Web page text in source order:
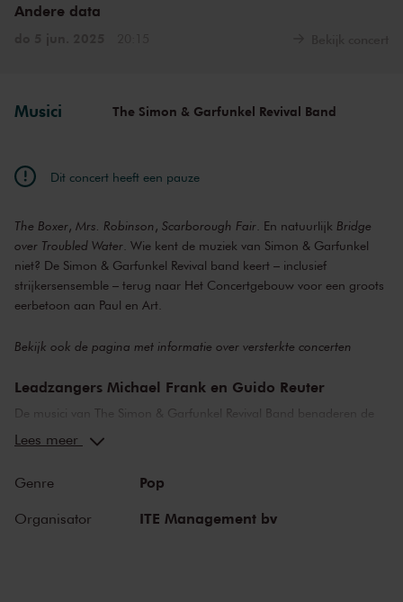
Andere data
Musici The Simon & Garfunkel Revival Band
Dit concert heeft een pauze
The Boxer, Mrs. Robinson , Scarborough Fair . En natuurlijk Bridge
over Troubled Water . Wie kent de muziek van Simon & Garfunkel
niet? De Simon & Garfunkel Revival band keert – inclusief
strijkersensemble – terug naar Het Concertgebouw voor een groots
eerbetoon aan Paul en Art.
Bekijk ook de pagina met informatie over versterkte concerten
Leadzangers Michael Frank en Guido Reuter
De musici van The Simon & Garfunkel Revival Band benaderen de
sound van het befaamde close harmony duo verbluffend goed.
met de stemmen van Paul Simon en Art Garfunkel. Ze bespelen
daarnaast ook nog eens begenadigd op meerdere instrumenten.
Alle ingrediënten voor een spectaculair optreden.
Lees meer
Genre Pop
Organisator ITE Management bv